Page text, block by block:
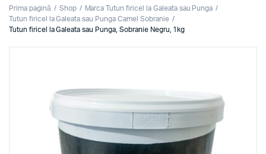
Prima pagină Shop
Marca Tutun firicel la Galeata sau Punga
Tutun firicel la Galeata sau Punga Camel Sobranie
Tutun firicel la Galeata sau Punga, Sobranie Negru, 1kg